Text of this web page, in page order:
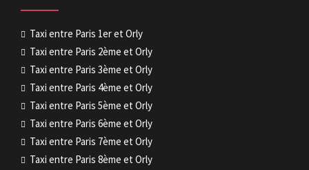
Taxi entre Paris 1er et Orly
Taxi entre Paris 2ème et Orly
Taxi entre Paris 3ème et Orly
Taxi entre Paris 4ème et Orly
Taxi entre Paris 5ème et Orly
Taxi entre Paris 6ème et Orly
Taxi entre Paris 7ème et Orly
Taxi entre Paris 8ème et Orly